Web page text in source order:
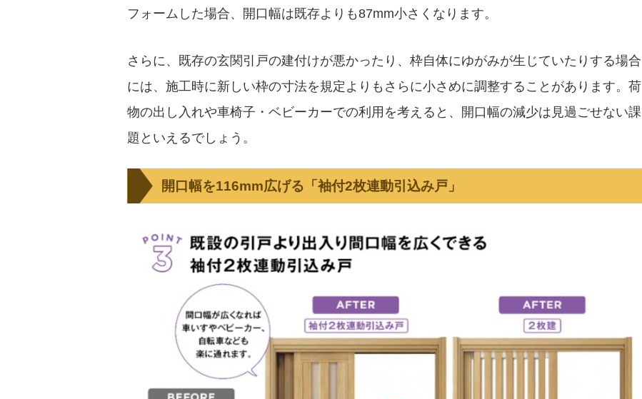
フォームした場合、開口幅は既存よりも87mm小さくなります。
さらに、既存の玄関引戸の建付けが悪かったり、枠自体にゆがみが生じていたりする場合
には、施工時に新しい枠の寸法を規定よりもさらに小さめに調整することがあります。荷
物の出し入れや車椅子・ベビーカーでの利用を考えると、開口幅の減少は見過ごせない課
題といえるでしょう。
開口幅を116mm広げる「袖付2枚連動引込み戸」